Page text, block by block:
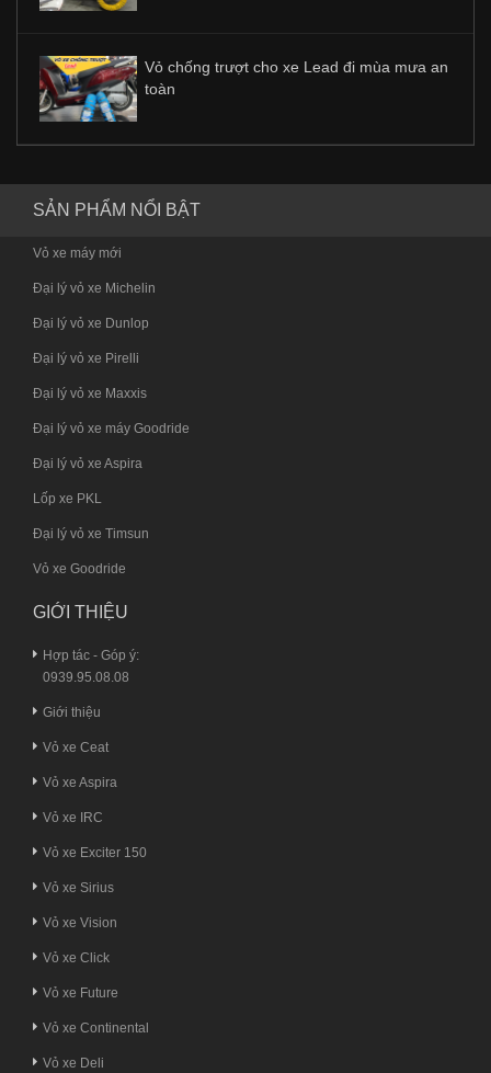
Vỏ chống trượt cho xe Lead đi mùa mưa an
toàn
SẢN PHẨM NỔI BẬT
Vỏ xe máy mới
Đại lý vỏ xe Michelin
Đại lý vỏ xe Dunlop
Đại lý vỏ xe Pirelli
Đại lý vỏ xe Maxxis
Đại lý vỏ xe máy Goodride
Đại lý vỏ xe Aspira
Lốp xe PKL
Đại lý vỏ xe Timsun
Vỏ xe Goodride
GIỚI THIỆU
Hợp tác - Góp ý:
0939.95.08.08
Giới thiệu
Vỏ xe Ceat
Vỏ xe Aspira
Vỏ xe IRC
Vỏ xe Exciter 150
Vỏ xe Sirius
Vỏ xe Vision
Vỏ xe Click
Vỏ xe Future
Vỏ xe Continental
Vỏ xe Deli